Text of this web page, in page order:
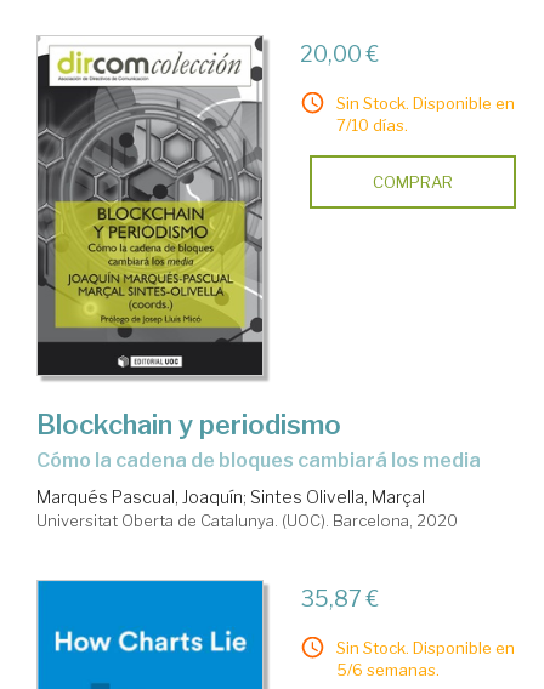
20,00 €
Sin Stock. Disponible en
7/10 días.
COMPRAR
Blockchain y periodismo
cómo la cadena de bloques cambiará los media
Marqués Pascual, Joaquín; Sintes Olivella, Marçal
Universitat Oberta de Catalunya. (UOC). Barcelona, 2020
35,87 €
Sin Stock. Disponible en
5/6 semanas.